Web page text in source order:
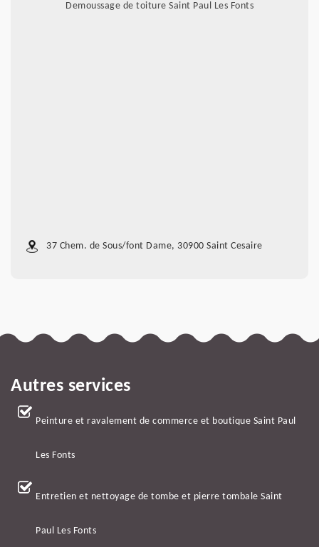
Demoussage de toiture Saint Paul Les Fonts
37 Chem. de Sous/font Dame, 30900 Saint Cesaire
Autres services
Peinture et ravalement de commerce et boutique Saint Paul
Les Fonts
Entretien et nettoyage de tombe et pierre tombale Saint
Paul Les Fonts